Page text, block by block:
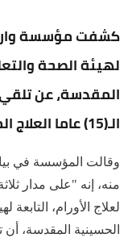
كشفت مؤسسة وارث
لهيئة الصحة
الـ(15) عاما العلاج المجاني، وذلك على مدار ثلاثة أعوام.
وقالت المؤسسة في
منه، إنه "على مدار
لعلاج الأورام، التابعة